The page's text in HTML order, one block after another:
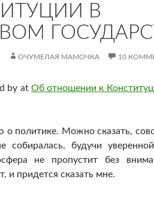
В
ОЧУМЕЛАЯ МАМОЧКА 10
by at Об отношении к
о политике. Можно сказать,
собиралась, будучи
не пропустит без
и придется сказать мне.